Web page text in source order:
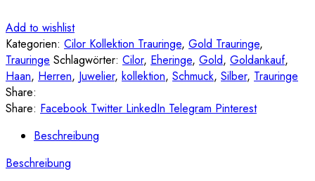
Add to wishlist
Kategorien: Cilor Kollektion Trauringe, Gold Trauringe,
Trauringe Schlagwörter: Cilor, Eheringe, Gold, Goldankauf,
Haan, Herren, Juwelier, kollektion, Schmuck, Silber, Trauringe
Share:
Share: Facebook Twitter LinkedIn Telegram Pinterest
Beschreibung
Beschreibung